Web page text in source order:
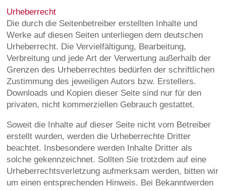
Urheberrecht
Die durch die Seitenbetreiber erstellten Inhalte und
Werke auf diesen Seiten unterliegen dem deutschen
Urheberrecht. Die Vervielfältigung, Bearbeitung,
Verbreitung und jede Art der Verwertung außerhalb der
Grenzen des Urheberrechtes bedürfen der schriftlichen
Zustimmung des jeweiligen Autors bzw. Erstellers.
Downloads und Kopien dieser Seite sind nur für den
privaten, nicht kommerziellen Gebrauch gestattet.
Soweit die Inhalte auf dieser Seite nicht vom Betreiber
erstellt wurden, werden die Urheberrechte Dritter
beachtet. Insbesondere werden Inhalte Dritter als
solche gekennzeichnet. Sollten Sie trotzdem auf eine
Urheberrechtsverletzung aufmerksam werden, bitten wir
um einen entsprechenden Hinweis. Bei Bekanntwerden